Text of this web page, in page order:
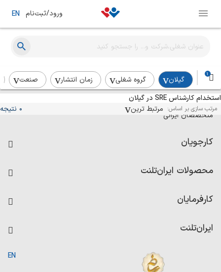
ورود/ثبت‌نام EN
1
گیلان گروه شغلی زمان انتشار
صنعت
استخدام کارشناس SRE در گیلان
مرتب سازی بر اساس: مرتبط ترین 0 نتیجه
آگهی‌های استخدام و همکاری برای
متخصصان ایرانی
کارجویان
رزومه ساز
امتیاز شرکت‌ها
محصولات ایران‌تلنت
کاردیکس
کارفرمایان
ایران‌تلنت
EN